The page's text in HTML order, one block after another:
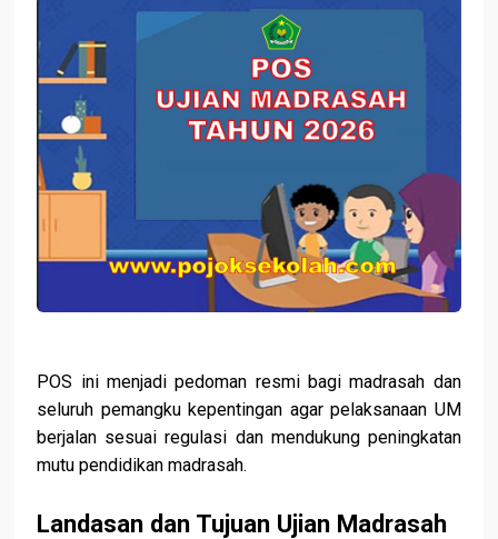
POS ini menjadi pedoman resmi bagi madrasah dan
seluruh pemangku kepentingan agar pelaksanaan UM
berjalan sesuai regulasi dan mendukung peningkatan
mutu pendidikan madrasah.
Landasan dan Tujuan Ujian Madrasah